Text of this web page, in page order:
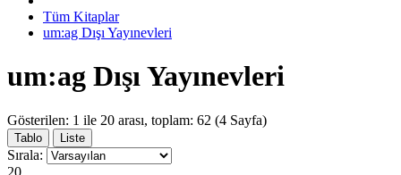
Tüm Kitaplar
um:ag Dışı Yayınevleri
um:ag Dışı Yayınevleri
Gösterilen: 1 ile 20 arası, toplam: 62 (4 Sayfa)
Tablo Liste
Sırala:
20